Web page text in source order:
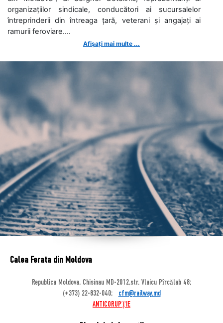
organizațiilor sindicale, conducători ai sucursalelor
întreprinderii din întreaga țară, veterani și angajați ai
ramurii feroviare....
Afișați mai multe ...
Calea Ferata din Moldova
Republica Moldova, Chisinau MD-2012,str. Vlaicu Pîrcălab 48;
(+373) 22-832-040;
cfm@railway.md
ANTICORUPȚIE